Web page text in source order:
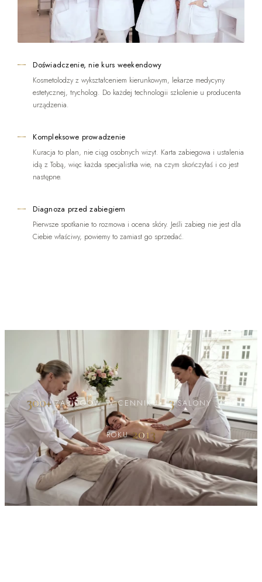
Doświadczenie, nie kurs weekendowy
Kosmetolodzy z wykształceniem kierunkowym, lekarze medycyny
estetycznej, trycholog. Do każdej technologii szkolenie u producenta
urządzenia.
Kompleksowe prowadzenie
Kuracja to plan, nie ciąg osobnych wizyt. Karta zabiegowa i ustalenia
idą z Tobą, więc każda specjalistka wie, na czym skończyłaś i co jest
następne.
Diagnoza przed zabiegiem
Pierwsze spotkanie to rozmowa i ocena skóry. Jeśli zabieg nie jest dla
Ciebie właściwy, powiemy to zamiast go sprzedać.
300+ ZABIEGÓW W CENNIKU·3 SALONY·OD
ROKU 2013